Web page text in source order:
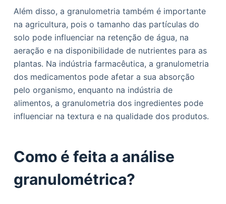
Além disso, a granulometria também é importante
na agricultura, pois o tamanho das partículas do
solo pode influenciar na retenção de água, na
aeração e na disponibilidade de nutrientes para as
plantas. Na indústria farmacêutica, a granulometria
dos medicamentos pode afetar a sua absorção
pelo organismo, enquanto na indústria de
alimentos, a granulometria dos ingredientes pode
influenciar na textura e na qualidade dos produtos.
Como é feita a análise
granulométrica?